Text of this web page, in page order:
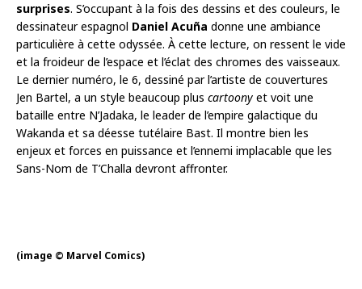
surprises. S’occupant à la fois des dessins et des couleurs, le
dessinateur espagnol Daniel Acuña donne une ambiance
particulière à cette odyssée. À cette lecture, on ressent le vide
et la froideur de l’espace et l’éclat des chromes des vaisseaux.
Le dernier numéro, le 6, dessiné par l’artiste de couvertures
Jen Bartel, a un style beaucoup plus cartoony et voit une
bataille entre N’Jadaka, le leader de l’empire galactique du
Wakanda et sa déesse tutélaire Bast. Il montre bien les
enjeux et forces en puissance et l’ennemi implacable que les
Sans-Nom de T’Challa devront affronter.
(image © Marvel Comics)